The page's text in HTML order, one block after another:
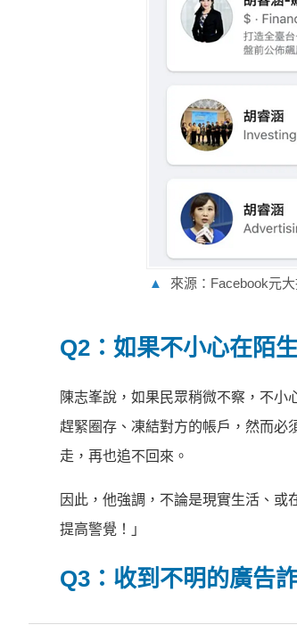
▲ 來源：Facebook元
Q2：如果不小心在陌
陳志峯說，如果民眾稍微不察，不
趕緊圈存、凍結對方的帳戶，然而必
走，再也追不回來。
因此，他強調，不論是現實生活、
提高警覺！」
Q3：收到不明的廣告